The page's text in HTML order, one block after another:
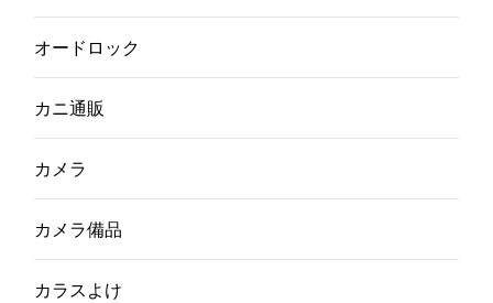
オードロック
カニ通販
カメラ
カメラ備品
カラスよけ